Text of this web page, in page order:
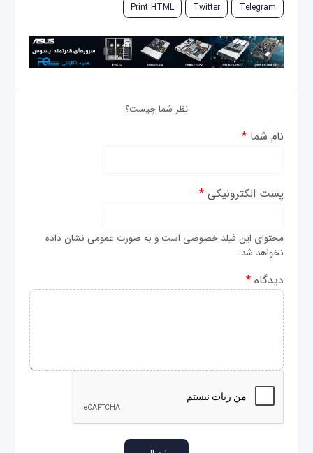
Telegram
Twitter
Print HTML
نظر شما چیست؟
نام شما*
پست الکترونیکی*
محتوای این فیلد خصوصی است و به صورت عمومی نشان داده
نخواهد شد.
دیدگاه*